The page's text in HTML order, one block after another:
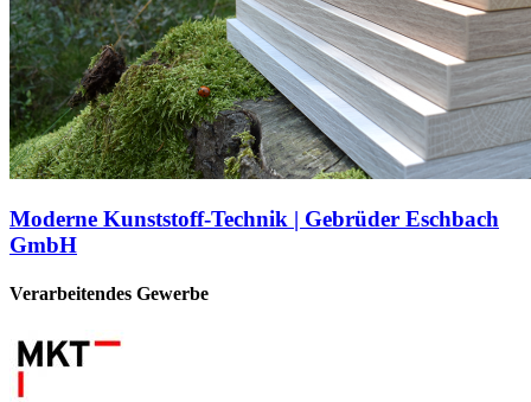
Moderne Kunststoff-Technik | Gebrüder Eschbach
GmbH
Verarbeitendes Gewerbe